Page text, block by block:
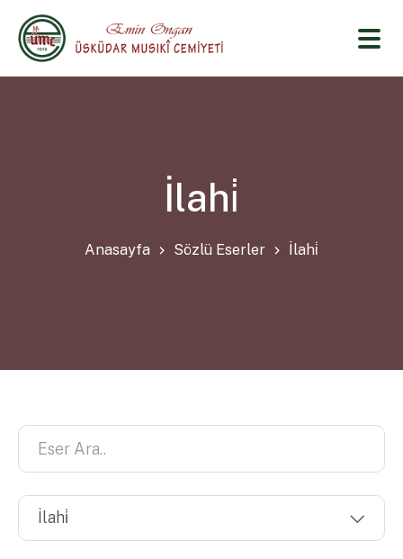
İlahi̇
Anasayfa Sözlü Eserler İlahi̇